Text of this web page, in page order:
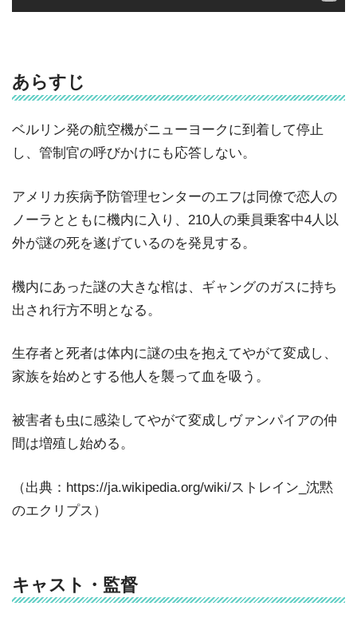
あらすじ
ベルリン発の航空機がニューヨークに到着して停止
し、管制官の呼びかけにも応答しない。
アメリカ疾病予防管理センターのエフは同僚で恋人の
ノーラとともに機内に入り、210人の乗員乗客中4人以
外が謎の死を遂げているのを発見する。
機内にあった謎の大きな棺は、ギャングのガスに持ち
出され行方不明となる。
生存者と死者は体内に謎の虫を抱えてやがて変成し、
家族を始めとする他人を襲って血を吸う。
被害者も虫に感染してやがて変成しヴァンパイアの仲
間は増殖し始める。
（出典：https://ja.wikipedia.org/wiki/ストレイン_沈黙
のエクリプス）
キャスト・監督